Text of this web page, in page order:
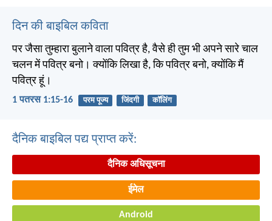
दिन की बाइबिल कविता
पर जैसा तुम्हारा बुलाने वाला पवित्र है, वैसे ही तुम भी अपने सारे चाल
चलन में पवित्र बनो। क्योंकि लिखा है, कि पवित्र बनो, क्योंकि मैं
पवित्र हूं।
1 पतरस 1:15-16 परम पूज्य जिंदगी कॉलिंग
दैनिक बाइबिल पद्य प्राप्त करें:
दैनिक अधिसूचना
ईमेल
Android